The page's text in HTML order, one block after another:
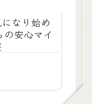
なり始め
安心マイ